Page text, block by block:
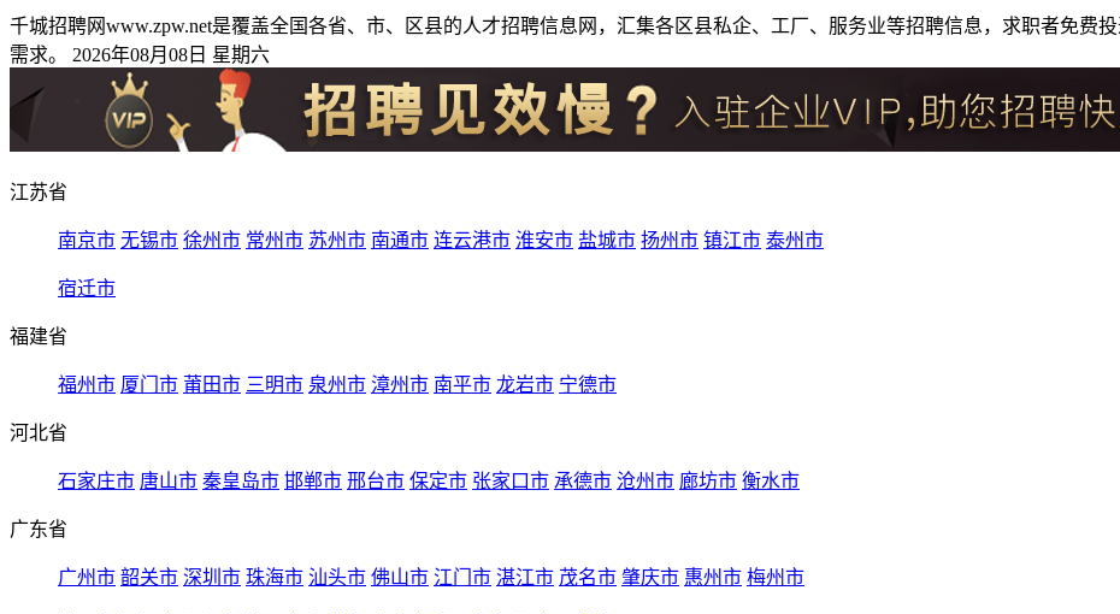
千城招聘网www.zpw.net是覆盖全国各省、市、区县的人才招聘信息网，汇集各区县私企、工厂、服务业等招聘信息，求职者免费
需求。 2026年08月08日 星期六
江苏省
南京市 无锡市 徐州市 常州市 苏州市 南通市 连云港市 淮安市 盐城市 扬州市 镇江市 泰州市
宿迁市
福建省
福州市 厦门市 莆田市 三明市 泉州市 漳州市 南平市 龙岩市 宁德市
河北省
石家庄市 唐山市 秦皇岛市 邯郸市 邢台市 保定市 张家口市 承德市 沧州市 廊坊市 衡水市
广东省
广州市 韶关市 深圳市 珠海市 汕头市 佛山市 江门市 湛江市 茂名市 肇庆市 惠州市 梅州市